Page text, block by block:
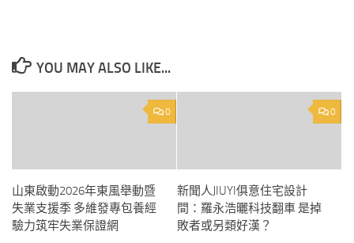
YOU MAY ALSO LIKE...
0
山東啟動2026年東風舉動暨
失業支援季 多維發專包養經
驗力筑牢失業保證網
0
新聞人JIUYI俱意住宅設計
間：羅永浩曬科技翻車 是掉
敗者或另類好漢？